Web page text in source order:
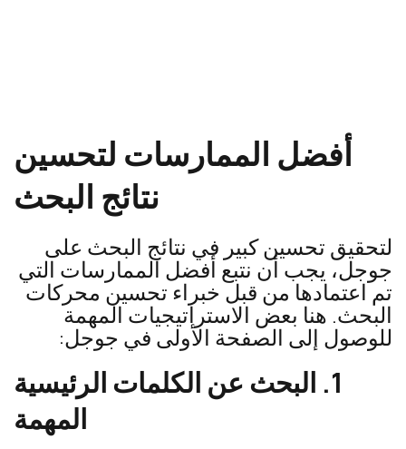
أفضل الممارسات لتحسين
نتائج البحث
لتحقيق تحسين كبير في نتائج البحث على
جوجل، يجب أن نتبع أفضل الممارسات التي
تم اعتمادها من قبل خبراء تحسين محركات
البحث. هنا بعض الاستراتيجيات المهمة
للوصول إلى الصفحة الأولى في جوجل:
1. البحث عن الكلمات الرئيسية
المهمة